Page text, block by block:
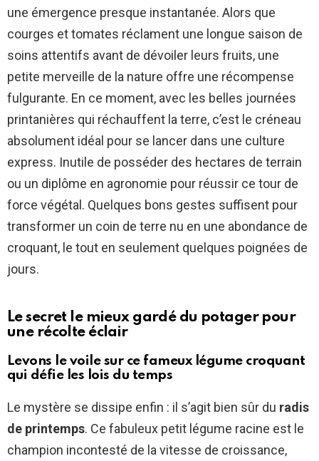
une émergence presque instantanée. Alors que
courges et tomates réclament une longue saison de
soins attentifs avant de dévoiler leurs fruits, une
petite merveille de la nature offre une récompense
fulgurante. En ce moment, avec les belles journées
printanières qui réchauffent la terre, c’est le créneau
absolument idéal pour se lancer dans une culture
express. Inutile de posséder des hectares de terrain
ou un diplôme en agronomie pour réussir ce tour de
force végétal. Quelques bons gestes suffisent pour
transformer un coin de terre nu en une abondance de
croquant, le tout en seulement quelques poignées de
jours.
Le secret le mieux gardé du potager pour
une récolte éclair
Levons le voile sur ce fameux légume croquant
qui défie les lois du temps
Le mystère se dissipe enfin : il s’agit bien sûr du radis
de printemps. Ce fabuleux petit légume racine est le
champion incontesté de la vitesse de croissance,